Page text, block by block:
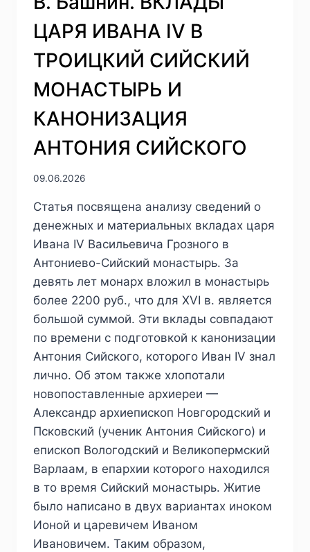
ЦАРЯ ИВАНА IV В
ТРОИЦКИЙ СИЙСКИЙ
МОНАСТЫРЬ И
КАНОНИЗАЦИЯ
АНТОНИЯ СИЙСКОГО
09.06.2026
Статья посвящена анализу сведений о
денежных и материальных вкладах царя
Ивана IV Васильевича Грозного в
Антониево-Сийский монастырь. За
девять лет монарх вложил в монастырь
более 2200 руб., что для XVI в. является
большой суммой. Эти вклады совпадают
по времени с подготовкой к канонизации
Антония Сийского, которого Иван IV знал
лично. Об этом также хлопотали
новопоставленные архиереи —
Александр архиепископ Новгородский и
Псковский (ученик Антония Сийского) и
епископ Вологодский и Великопермский
Варлаам, в епархии которого находился
в то время Сийский монастырь. Житие
было написано в двух вариантах иноком
Ионой и царевичем Иваном
Ивановичем. Таким образом,